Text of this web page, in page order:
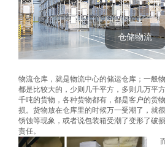
仓储物流
物流仓库，就是物流中心的储运仓库；一般
都是比较大的，少则几千平方，多则几万平
千吨的货物，各种货物都有，都是客户的货
损。货物放在仓库里的时候万一受潮了，就
锈蚀等现象，或者说包装箱受潮了变形了破
责任。
而